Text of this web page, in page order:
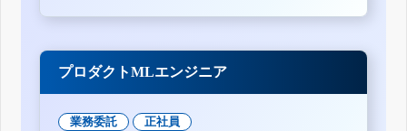
プロダクトMLエンジニア
業務委託 正社員